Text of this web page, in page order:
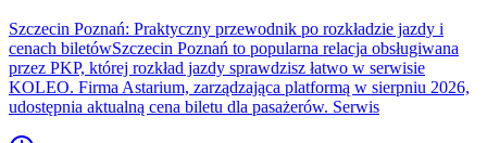
Szczecin Poznań: Praktyczny przewodnik po rozkładzie jazdy i
cenach biletówSzczecin Poznań to popularna relacja obsługiwana
przez PKP, której rozkład jazdy sprawdzisz łatwo w serwisie
KOLEO. Firma Astarium, zarządzająca platformą w sierpniu 2026,
udostępnia aktualną cena biletu dla pasażerów. Serwis